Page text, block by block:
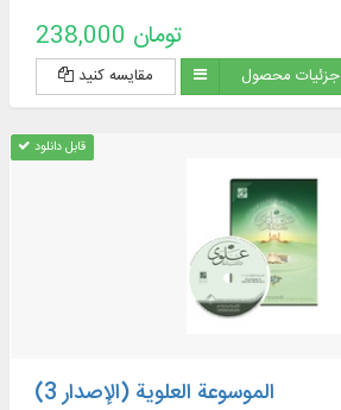
238,000 تومان
مقایسه کنید جزئیات محصول
قابل دانلود
الموسوعة العلوية (الإصدار 3)